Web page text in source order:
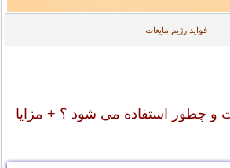
فواید رژیم مایعات
و چطور استفاده می شود ؟ + مزایا